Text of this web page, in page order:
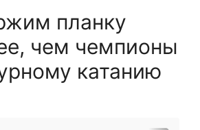
планку
чем чемпионы
катанию